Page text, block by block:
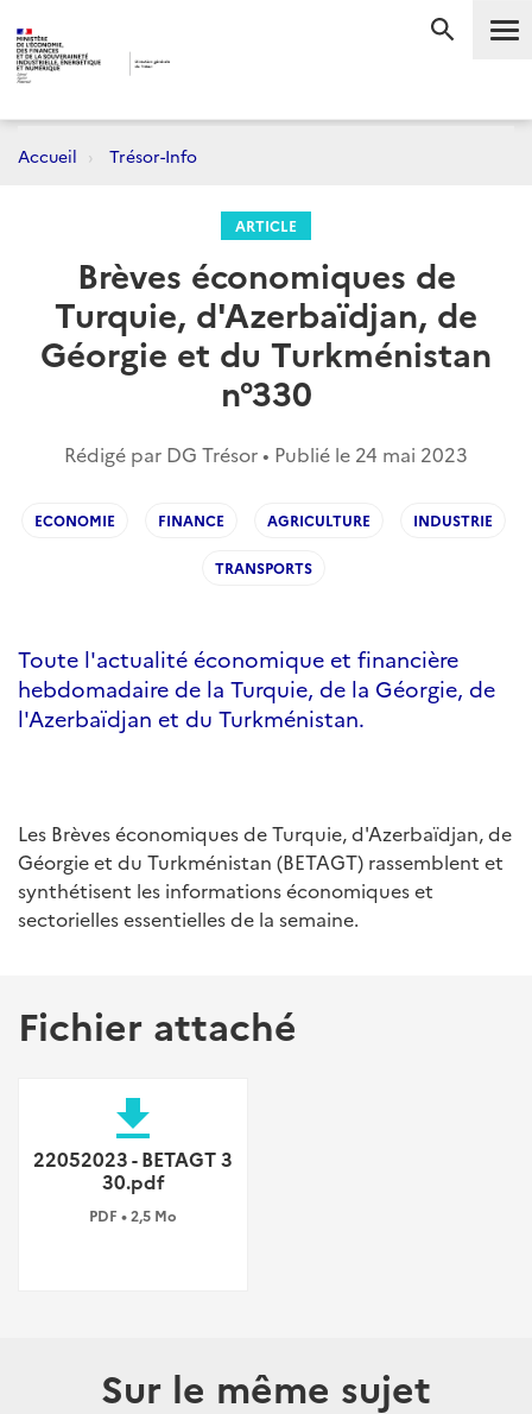
Accueil Trésor-Info
ARTICLE
Brèves économiques de
Turquie, d'Azerbaïdjan, de
Géorgie et du Turkménistan
n°330
Rédigé par DG Trésor • Publié le 24 mai 2023
ECONOMIE FINANCE AGRICULTURE INDUSTRIE
TRANSPORTS
Toute l'actualité économique et financière
hebdomadaire de la Turquie, de la Géorgie, de
l'Azerbaïdjan et du Turkménistan.
Les Brèves économiques de Turquie, d'Azerbaïdjan, de
Géorgie et du Turkménistan (BETAGT) rassemblent et
synthétisent les informations économiques et
sectorielles essentielles de la semaine.
Fichier attaché
file_download
22052023 - BETAGT 3
30.pdf
PDF • 2,5 Mo
Sur le même sujet